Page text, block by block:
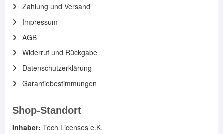
Zahlung und Versand
Impressum
AGB
Widerruf und Rückgabe
Datenschutzerklärung
Garantiebestimmungen
Shop-Standort
Inhaber: Tech Licenses e.K.